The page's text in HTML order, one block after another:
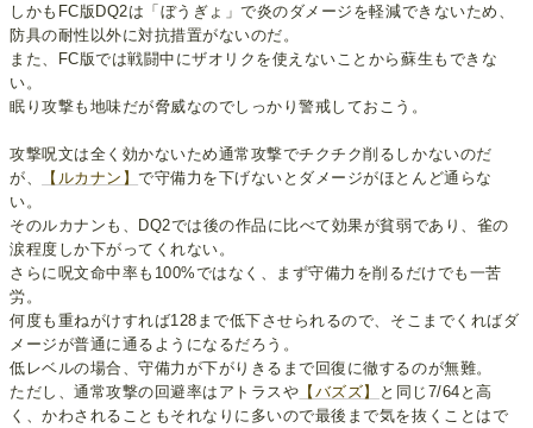
しかもFC版DQ2は「ぼうぎょ」で炎のダメージを軽減できないため、
防具の耐性以外に対抗措置がないのだ。
また、FC版では戦闘中にザオリクを使えないことから蘇生もできな
い。
眠り攻撃も地味だが脅威なのでしっかり警戒しておこう。
攻撃呪文は全く効かないため通常攻撃でチクチク削るしかないのだ
が、
【ルカナン】で守備力を下げないとダメージがほとんど通らな
い。
そのルカナンも、DQ2では後の作品に比べて効果が貧弱であり、雀の
涙程度しか下がってくれない。
さらに呪文命中率も100%ではなく、まず守備力を削るだけでも一苦
労。
何度も重ねがけすれば128まで低下させられるので、そこまでくればダ
メージが普通に通るようになるだろう。
低レベルの場合、守備力が下がりきるまで回復に徹するのが無難。
ただし、通常攻撃の回避率はアトラスや 【バズズ】
と同じ7/64と高
く、かわされることもそれなりに多いので最後まで気を抜くことはで